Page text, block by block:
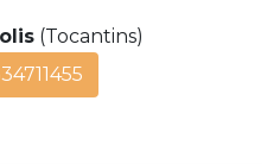
(Tocantins)